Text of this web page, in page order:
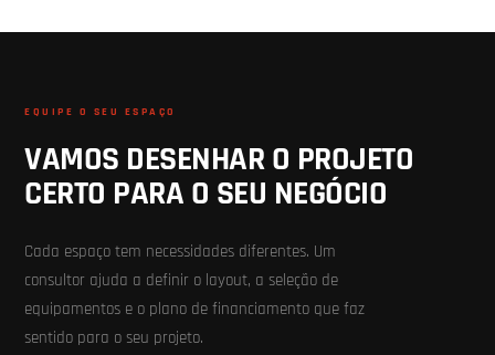
EQUIPE O SEU ESPAÇO
VAMOS DESENHAR O PROJETO
CERTO PARA O SEU NEGÓCIO
Cada espaço tem necessidades diferentes. Um
consultor ajuda a definir o layout, a seleção de
equipamentos e o plano de financiamento que faz
sentido para o seu projeto.